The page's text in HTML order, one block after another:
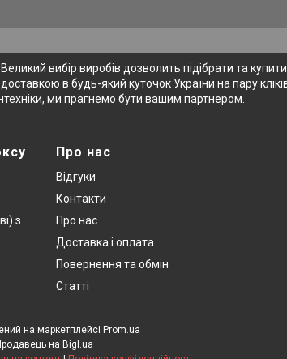
вибір виробів дозволить підібрати та
в будь-який куточок України на пару
ми прагнемо бути вашим партнером.
з
Про нас
Відгуки
Контакти
Про нас
Доставка і оплата
Повернення та обмін
Статті
на маркетплейсі Prom.ua
на Bigl.ua